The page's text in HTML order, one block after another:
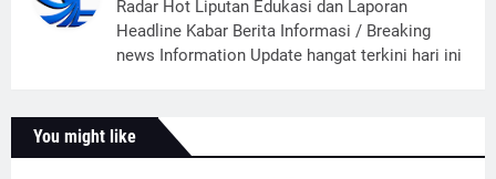
Radar Hot Liputan Edukasi dan Laporan
Headline Kabar Berita Informasi / Breaking
news Information Update hangat terkini hari ini
You might like